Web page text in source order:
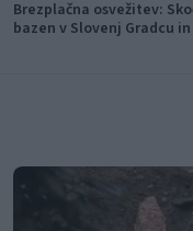
Brezplačna osvežitev:
bazen v Slovenj Gradcu